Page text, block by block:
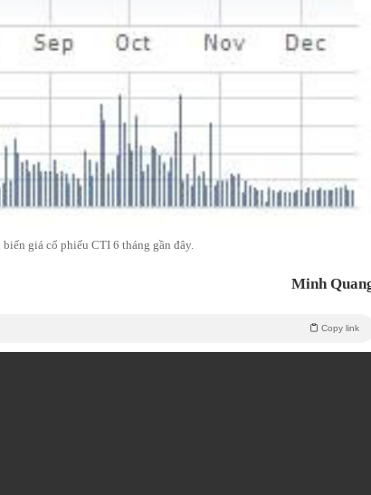
biến giá cổ phiếu CTI 6 tháng gần đây.
Minh
Copy link